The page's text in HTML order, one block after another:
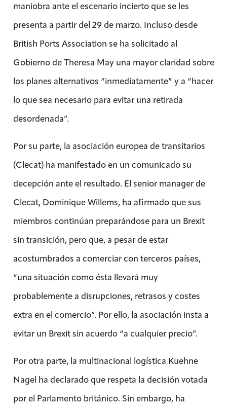
maniobra ante el escenario incierto que se les
presenta a partir del 29 de marzo. Incluso desde
British Ports Association se ha solicitado al
Gobierno de Theresa May una mayor claridad sobre
los planes alternativos “inmediatamente” y a “hacer
lo que sea necesario para evitar una retirada
desordenada”.
Por su parte, la asociación europea de transitarios
(Clecat) ha manifestado en un comunicado su
decepción ante el resultado. El senior manager de
Clecat, Dominique Willems, ha afirmado que sus
miembros continúan preparándose para un Brexit
sin transición, pero que, a pesar de estar
acostumbrados a comerciar con terceros países,
“una situación como ésta llevará muy
probablemente a disrupciones, retrasos y costes
extra en el comercio”. Por ello, la asociación insta a
evitar un Brexit sin acuerdo “a cualquier precio”.
Por otra parte, la multinacional logística Kuehne
Nagel ha declarado que respeta la decisión votada
por el Parlamento británico. Sin embargo, ha